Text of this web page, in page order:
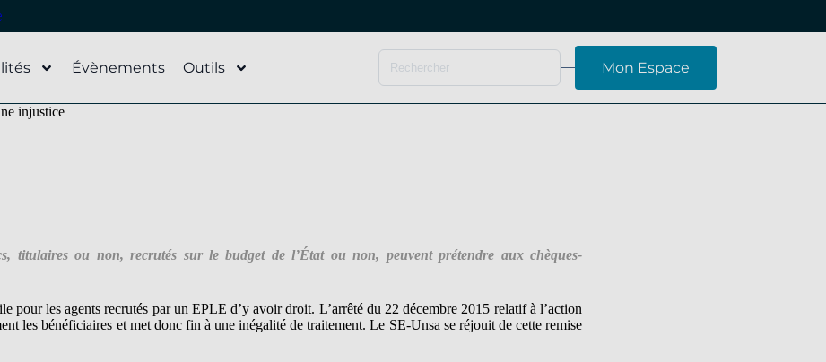
Évènements Outils Mon Espace
injustice
titulaires ou non, recrutés sur le budget de l’État ou non, peuvent prétendre aux chèques-
pour les agents recrutés par un EPLE d’y avoir droit. L’arrêté du 22 décembre 2015 relatif à l’action
les bénéficiaires et met donc fin à une inégalité de traitement. Le SE-Unsa se réjouit de cette remise